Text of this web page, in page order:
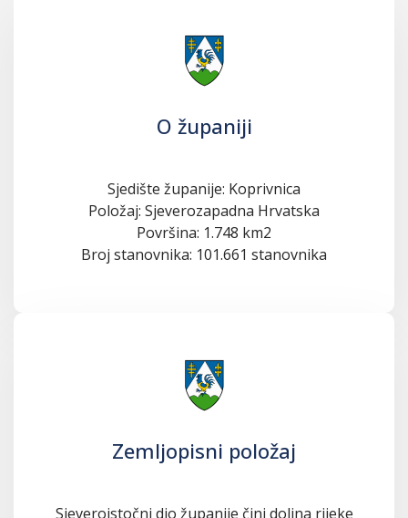
O županiji
Sjedište županije: Koprivnica
Položaj: Sjeverozapadna Hrvatska
Površina: 1.748 km2
Broj stanovnika: 101.661 stanovnika
Zemljopisni položaj
Sjeveroistočni dio županije čini dolina rijeke